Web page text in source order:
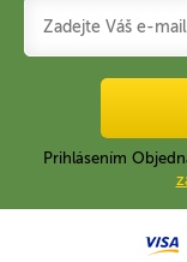
Prihlásením